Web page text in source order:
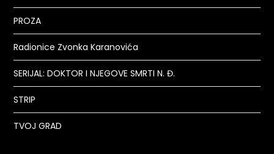
PROZA
Radionice Zvonka Karanovića
SERIJAL: DOKTOR I NJEGOVE SMRTI N. Đ.
STRIP
TVOJ GRAD